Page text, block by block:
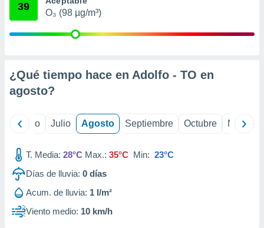
publicidad
1199
39
O₃ (98 µg/m³)
¿Qué tiempo hace en Adolfo - TO en
agosto?
Junio Julio Agosto Septiembre Octubre
T. Media: 28°C Max.: 35°C Min: 23°C
Días de lluvia: 0 días
Acum. de lluvia: 1 l/m²
Viento medio: 10 km/h